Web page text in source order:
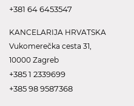
+381 64 6453547
KANCELARIJA HRVATSKA
Vukomerečka cesta 31,
10000 Zagreb
+385 1 2339699
+385 98 9587368